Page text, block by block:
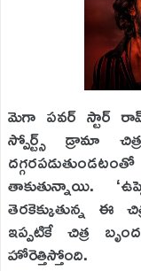
మెగా పవర్ స్టార్
స్పోర్ట్స్ డ్రామా
తాకుతున్నాయి.
తెరకెక్కుతున్న ఈ
ఇప్పటికే చిత్ర
హోరెత్తిస్తోంది.